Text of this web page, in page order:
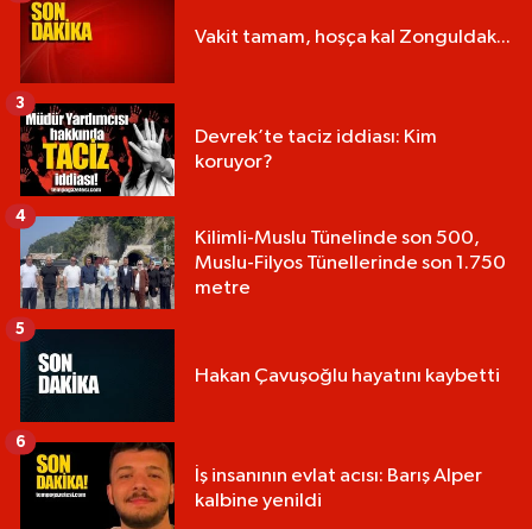
Vakit tamam, hoşça kal Zonguldak...
Devrek’te taciz iddiası: Kim
koruyor?
3
Kilimli-Muslu Tünelinde son 500,
Muslu-Filyos Tünellerinde son 1.750
metre
4
Hakan Çavuşoğlu hayatını kaybetti
5
İş insanının evlat acısı: Barış Alper
kalbine yenildi
6